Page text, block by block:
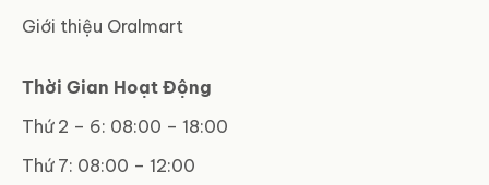
Giới thiệu Oralmart
Thời Gian Hoạt Động
Thứ 2 – 6: 08:00 – 18:00
Thứ 7: 08:00 – 12:00